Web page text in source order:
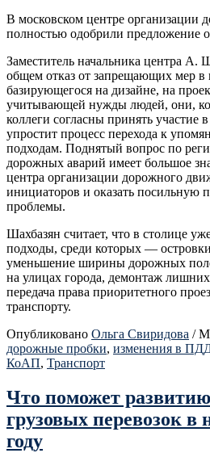
В московском центре организации
полностью одобрили предложение
Заместитель начальника центра А.
общем отказ от запрещающих мер в
базирующегося на дизайне, на
учитывающей нужды людей, они,
коллеги согласны принять участие
упростит процесс перехода к
подходам. Поднятый вопрос по
дорожных аварий имеет большое
центра организации дорожного
инициаторов и оказать посильную
проблемы.
Шахбазян считает, что в столице
подходы, среди которых —
уменьшение ширины дорожных
на улицах города, демонтаж
передача права приоритетного
транспорту.
Опубликовано Ольга Свиридова /
дорожные пробки, изменения в
КоАП, Транспорт
Что поможет
грузовых перевозок в
году